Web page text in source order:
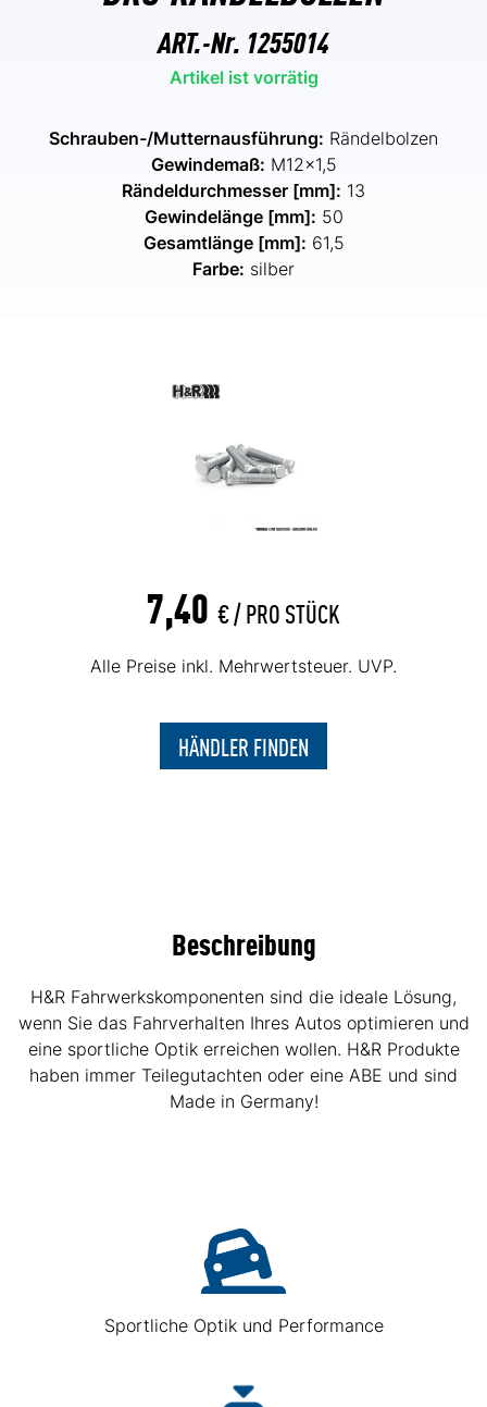
ART.-Nr. 1255014
Artikel ist vorrätig
Schrauben-/Mutternausführung: Rändelbolzen
Gewindemaß: M12x1,5
Rändeldurchmesser [mm]: 13
Gewindelänge [mm]: 50
Gesamtlänge [mm]: 61,5
Farbe: silber
7,40 € /PRO STÜCK
Alle Preise inkl. Mehrwertsteuer. UVP.
HÄNDLER FINDEN
Beschreibung
H&R Fahrwerkskomponenten sind die ideale Lösung,
wenn Sie das Fahrverhalten Ihres Autos optimieren und
eine sportliche Optik erreichen wollen. H&R Produkte
haben immer Teilegutachten oder eine ABE und sind
Made in Germany!
Sportliche Optik und Performance